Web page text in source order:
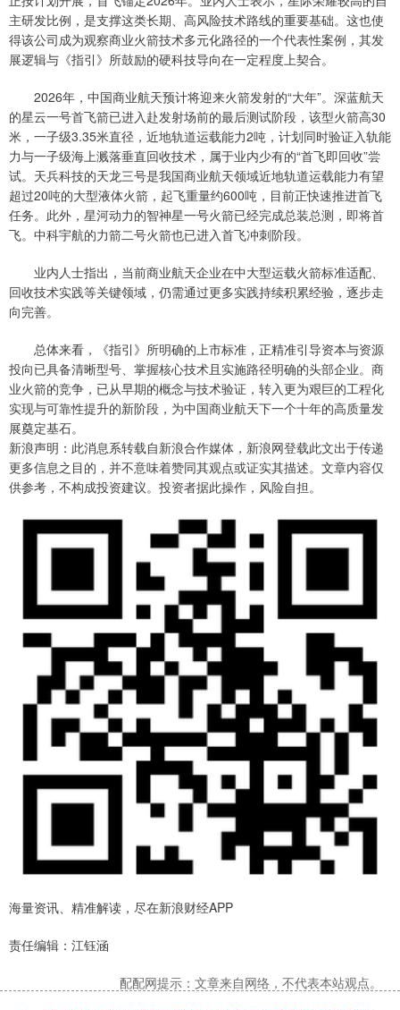
主研发比例，是支撑这类长期、高风险技术路线的重要基础。这也使
得该公司成为观察商业火箭技术多元化路径的一个代表性案例，其发
展逻辑与《指引》所鼓励的硬科技导向在一定程度上契合。
2026年，中国商业航天预计将迎来火箭发射的“大年”。深蓝航天
的星云一号首飞箭已进入赴发射场前的最后测试阶段，该型火箭高30
米，一子级3.35米直径，近地轨道运载能力2吨，计划同时验证入轨能
力与一子级海上溅落垂直回收技术，属于业内少有的“首飞即回收”尝
试。天兵科技的天龙三号是我国商业航天领域近地轨道运载能力有望
超过20吨的大型液体火箭，起飞重量约600吨，目前正快速推进首飞
任务。此外，星河动力的智神星一号火箭已经完成总装总测，即将首
飞。中科宇航的力箭二号火箭也已进入首飞冲刺阶段。
业内人士指出，当前商业航天企业在中大型运载火箭标准适配、
回收技术实践等关键领域，仍需通过更多实践持续积累经验，逐步走
向完善。
总体来看，《指引》所明确的上市标准，正精准引导资本与资源
投向已具备清晰型号、掌握核心技术且实施路径明确的头部企业。商
业火箭的竞争，已从早期的概念与技术验证，转入更为艰巨的工程化
实现与可靠性提升的新阶段，为中国商业航天下一个十年的高质量发
展奠定基石。
新浪声明：此消息系转载自新浪合作媒体，新浪网登载此文出于传递
更多信息之目的，并不意味着赞同其观点或证实其描述。文章内容仅
供参考，不构成投资建议。投资者据此操作，风险自担。
海量资讯、精准解读，尽在新浪财经APP
责任编辑：江钰涵
配配网提示：文章来自网络，不代表本站观点。